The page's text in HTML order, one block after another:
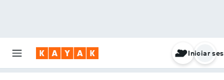
Iniciar